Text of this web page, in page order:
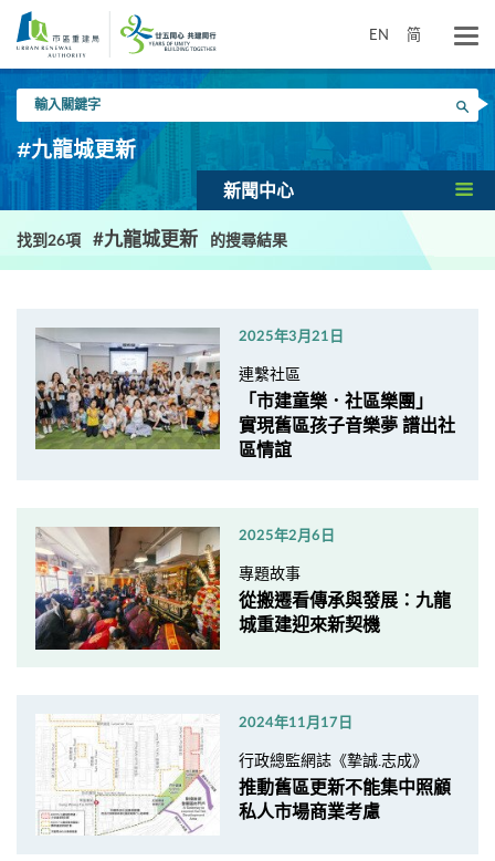
要
EN 简
入
關
鍵
搜尋
#九龍城更新
新聞中心
找到26項 #九龍城更新 的搜尋結果
2025年3月21日
連繫社區
「市建童樂．社區樂團」
實現舊區孩子音樂夢 譜出社
區情誼
2025年2月6日
專題故事
從搬遷看傳承與發展：九龍
城重建迎來新契機
2024年11月17日
行政總監網誌《摯誠.志成》
推動舊區更新不能集中照顧
私人市場商業考慮